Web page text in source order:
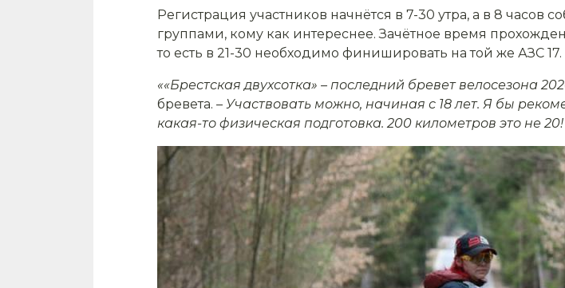
Регистрация участников начнётся в 7-30 утра, а в 8 часов
группами, кому как интереснее. Зачётное время
то есть в 21-30 необходимо финишировать на той же АЗС 17.
««Брестская двухсотка» – последний бревет велосезона
бревета. – Участвовать можно, начиная с 18 лет. Я бы
какая-то физическая подготовка. 200 километров это не 20!